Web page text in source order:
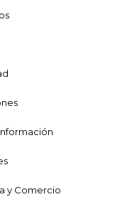
y Comercio